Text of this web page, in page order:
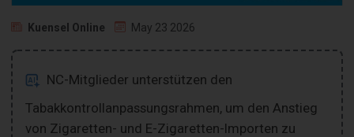
Kuensel Online May 23 2026
NC-Mitglieder unterstützen den
Tabakkontrollanpassungsrahmen, um den Anstieg
von Zigaretten- und E-Zigaretten-Importen zu